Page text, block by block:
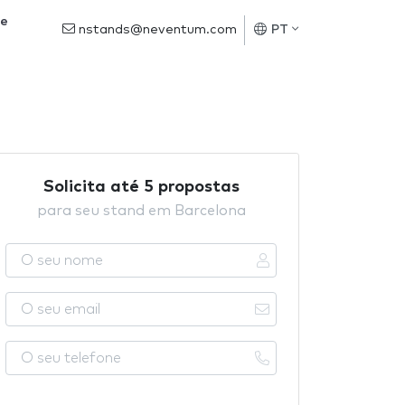
nstands@neventum.com PT
Solicita até 5 propostas
para seu stand em Barcelona